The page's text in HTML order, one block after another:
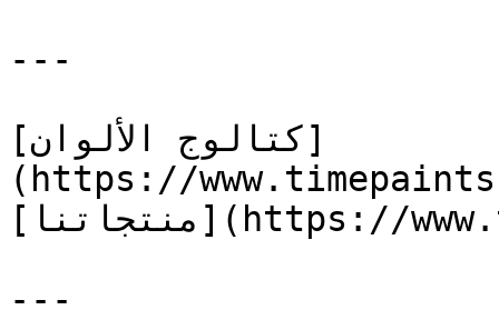
---
[كتالوج الألوان]
(https://
[منتجاتنا](https://www.timepaints.com/ar/products)
---